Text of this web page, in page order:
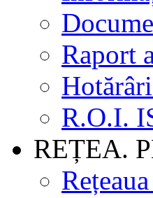
Raport
R.O.I.
REȚEA.